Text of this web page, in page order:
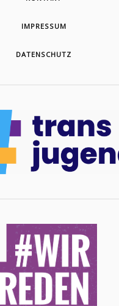
IMPRESSUM
DATENSCHUTZ